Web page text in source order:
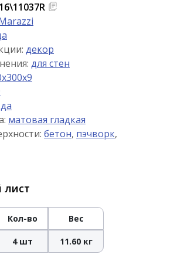
декор
для стен
да
матовая гладкая
бетон, пэчворк,
лист
Кол-во Вес
4 шт 11.60 кг